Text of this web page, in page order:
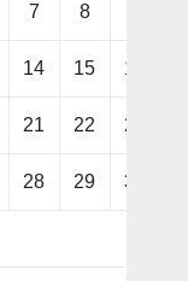
7 8
14 15 16
21 22 23
28 29 30